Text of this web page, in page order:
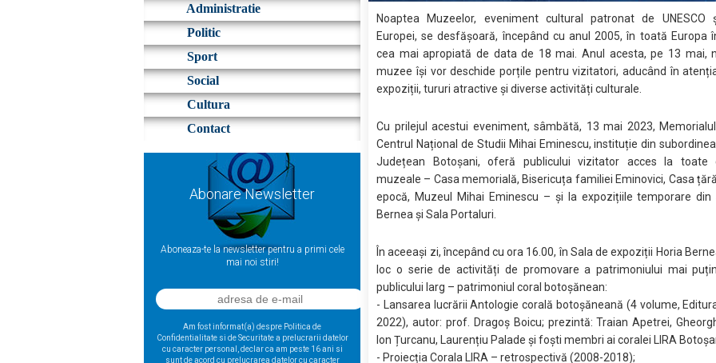
Administratie
Politic
Sport
Social
Cultura
Contact
Abonare Newsletter
Aboneaza-te la newsletter pentru a primi cele
mai noi stiri!
Am fost informat(a) despre Politica de
Confidentialitate si de Securitate a prelucrarii datelor
cu caracter personal, declar ca am peste 16 ani si
sunt de acord cu prelucrarea datelor cu caracter
Noaptea Muzeelor, eveniment cultural patronat de UNESCO
Europei, se desfășoară, începând cu anul 2005, în toată Europa
cea mai apropiată de data de 18 mai. Anul acesta, pe 13 mai,
muzee își vor deschide porțile pentru vizitatori, aducând în
expoziții, tururi atractive și diverse activități culturale.
Cu prilejul acestui eveniment, sâmbătă, 13 mai 2023,
Centrul Național de Studii Mihai Eminescu, instituție din
Județean Botoșani, oferă publicului vizitator acces la toate
muzeale – Casa memorială, Bisericuța familiei Eminovici, Casa
epocă, Muzeul Mihai Eminescu – și la expozițiile temporare din
Bernea și Sala Portaluri.
În aceeași zi, începând cu ora 16.00, în Sala de expoziții Horia
loc o serie de activități de promovare a patrimoniului mai
publicului larg – patrimoniul coral botoșănean:
- Lansarea lucrării Antologie corală botoșăneană (4 volume,
2022), autor: prof. Dragoș Boicu; prezintă: Traian Apetrei,
Ion Țurcanu, Laurențiu Palade și foști membri ai coralei LIRA
- Proiecția Corala LIRA – retrospectivă (2008-2018);